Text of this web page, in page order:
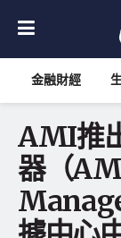
金融財經
AMI推
器（